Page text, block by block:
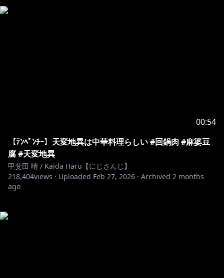
00:54
【ﾃﾝﾍﾟﾝﾁｰ】天変地異は中華料理らしい #回鍋肉 #麻婆豆
腐 #天変地異
甲斐田 晴 / Kaida Haru【にじさんじ】
218,404views · Uploaded Feb 27, 2026 · Archived 2 months
ago